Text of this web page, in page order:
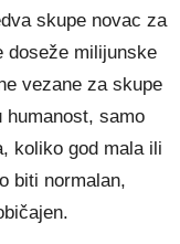
skupe novac za
doseže milijunske
vezane za skupe
humanost, samo
koliko god mala ili
biti normalan,